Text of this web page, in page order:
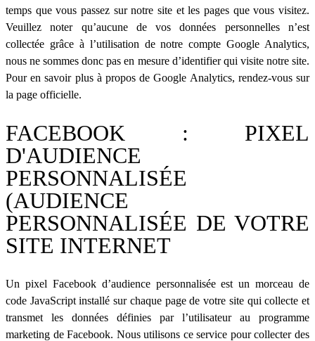
temps que vous passez sur notre site et les pages que vous visitez.
Veuillez noter qu’aucune de vos données personnelles n’est
collectée grâce à l’utilisation de notre compte Google Analytics,
nous ne sommes donc pas en mesure d’identifier qui visite notre site.
Pour en savoir plus à propos de Google Analytics, rendez-vous sur
la page officielle.
FACEBOOK : PIXEL
D'AUDIENCE
PERSONNALISÉE
(AUDIENCE
PERSONNALISÉE DE VOTRE
SITE INTERNET
Un pixel Facebook d’audience personnalisée est un morceau de
code JavaScript installé sur chaque page de votre site qui collecte et
transmet les données définies par l’utilisateur au programme
marketing de Facebook. Nous utilisons ce service pour collecter des